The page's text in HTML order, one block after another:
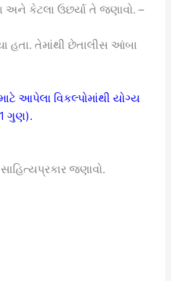
અને કેટલા ઉછર્યા તે જણાવો. –
હતા. તેમાંથી છેતાલીસ આંબા
આપેલા વિકલ્પોમાંથી યોગ્ય
ગુણ).
જણાવો.